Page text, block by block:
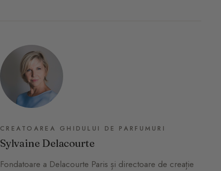
CREATOAREA GHIDULUI DE PARFUMURI
Sylvaine Delacourte
Fondatoare a Delacourte Paris și directoare de creație